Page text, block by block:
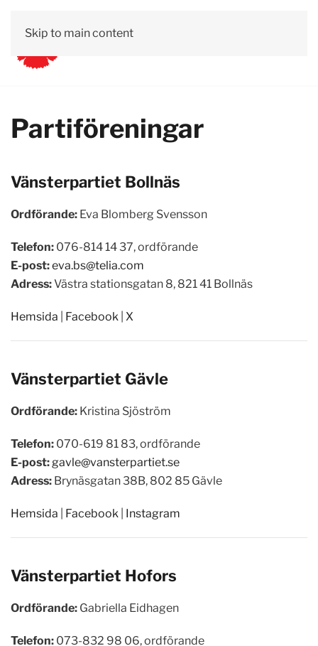
Skip to main content
Partiföreningar
Vänsterpartiet Bollnäs
Ordförande: Eva Blomberg Svensson
Telefon: 076-814 14 37, ordförande
E-post:eva.bs@telia.com
Adress:Västra stationsgatan 8, 821 41 Bollnäs
Hemsida Facebook X
Vänsterpartiet Gävle
Ordförande: Kristina Sjöström
Telefon: 070-619 81 83, ordförande
E-post:gavle@vansterpartiet.se
Adress: Brynäsgatan 38B, 802 85 Gävle
Hemsida Facebook Instagram
Vänsterpartiet Hofors
Ordförande: Gabriella Eidhagen
Telefon: 073-832 98 06, ordförande